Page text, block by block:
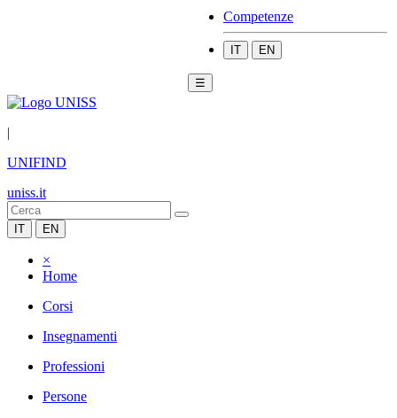
Competenze
IT EN
☰
|
UNIFIND
uniss.it
IT EN
×
Home
Corsi
Insegnamenti
Professioni
Persone